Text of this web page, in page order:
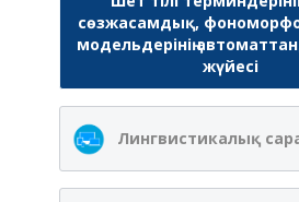
Ақжібек
Нұрланқызы Ахмет
Хабарлама Жазылу
сөзжасамдық,
модельдерінің
жүйесі
Лингвистикалық